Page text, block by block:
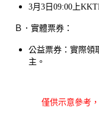
3月3日09:00上
Ｂ． 實體票券：
公益票券：實際領
主。
僅供示意參考